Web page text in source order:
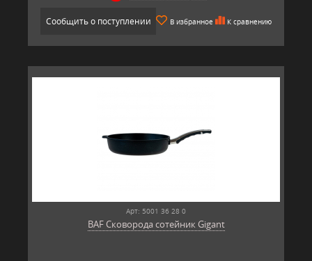
Сообщить о поступлении В избранное К сравнению
Арт: 5001 36 28 0
BAF Сковорода сотейник Gigant